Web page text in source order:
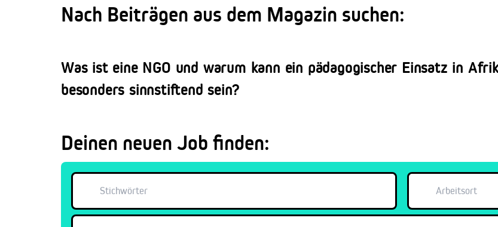
Nach Beiträgen aus dem Magazin suchen:
Was ist eine NGO und warum kann ein pädagogischer Einsatz in
besonders sinnstiftend sein?
Deinen neuen Job finden: